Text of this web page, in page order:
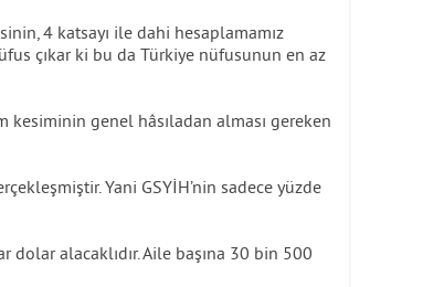
4 katsayı ile dahi hesaplamamız
çıkar ki bu da Türkiye nüfusunun en az
kesiminin genel hâsıladan alması gereken
Yani GSYİH’nin sadece yüzde
alacaklıdır. Aile başına 30 bin 500